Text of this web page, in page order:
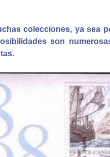
colecciones, ya sea
son